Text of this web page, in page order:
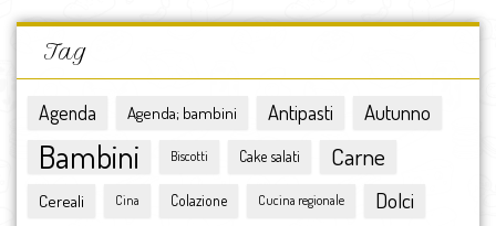
novembre 2016
ottobre 2016
settembre 2016
luglio 2016
giugno 2016
aprile 2016
Tag
Agenda Agenda; bambini Antipasti Autunno
Bambini Biscotti Cake salati Carne
Cereali Cina Colazione Cucina regionale Dolci